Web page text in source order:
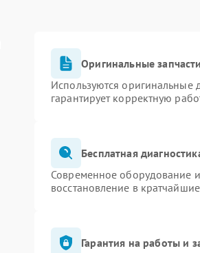
Оригинальные
Используются
гарантирует корректную
Бесплатная
Современное оборудование
восстановление в
Гарантия на работы и